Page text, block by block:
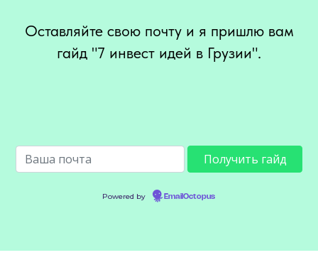
Оставляйте свою почту и я пришлю вам
гайд "7 инвест идей в Грузии".
Powered by EmailOctopus